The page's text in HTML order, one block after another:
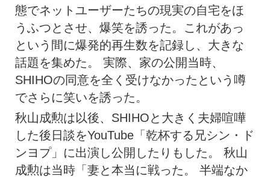
態でネットユーザーたちの現実の自宅をほ
うふつとさせ、爆笑を誘った。これがあっ
という間に爆発的再生数を記録し、大きな
話題を集めた。 実際、家の公開当時、
SHIHOの同意を全く受けなかったという噂
でさらに笑いを誘った。
秋山成勲は以後、SHIHOと大きく夫婦喧嘩
した後日談をYouTube「乾杯する兄シン・ド
ンヨプ」に出演し公開したりもした。 秋山
成勲は当時「妻と本当に戦った。 半端なか